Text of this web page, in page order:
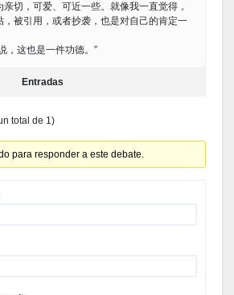
切，可爱、可近一些。就像我一直觉得，
，被引用，或者抄袭，也是对自己的肯定一
这也是一件功德。”
Entradas
total de 1)
para responder a este debate.